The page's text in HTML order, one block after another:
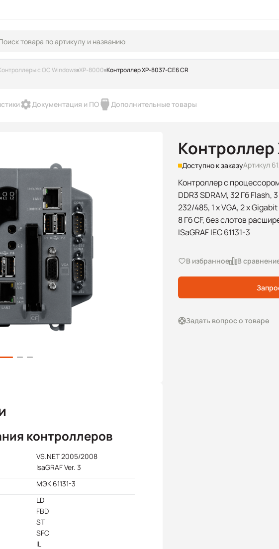
с ОС Windows XP-8000 Контроллер XP-8037-CE6 CR
Документация и ПО Дополнительные товары
Контроллер
Доступно к заказуАртикул
Контроллер с
DDR3 SDRAM, 32 Гб Flash,
232/485, 1 x VGA, 2 x
8 Гб CF, без слотов
ISaGRAF IEC 61131-3
В избранное В
Задать вопрос о товаре
контроллеров
VS.NET 2005/2008
IsaGRAF Ver. 3
МЭК 61131-3
LD
FBD
ST
SFC
IL